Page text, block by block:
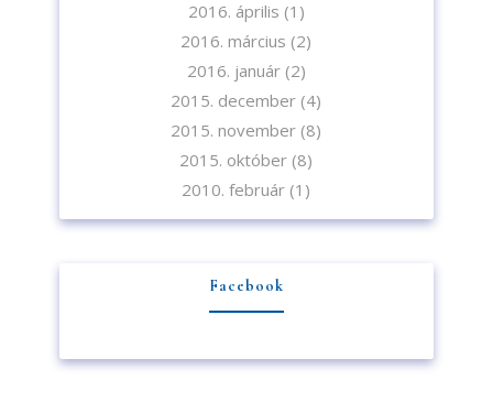
2016. április (1)
2016. március (2)
2016. január(2)
2015. december (4)
2015. november (8)
2015. október (8)
2010. február (1)
Facebook